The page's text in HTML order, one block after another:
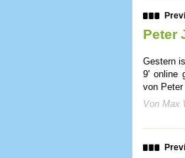
Peter
Gestern
9' online
von
Von Max